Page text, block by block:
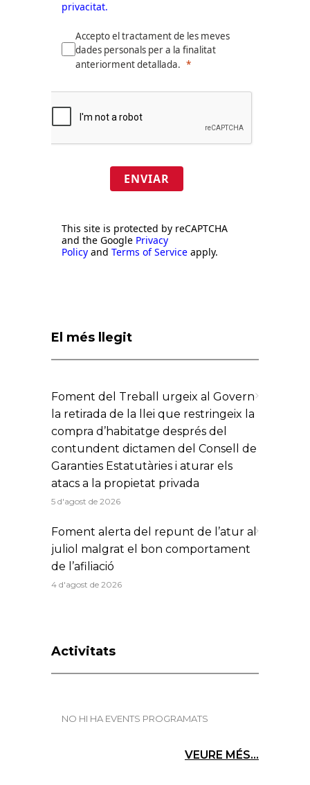
privacitat.
Accepto el tractament de les meves
dades personals per a la finalitat
anteriorment detallada.
ENVIAR
This site is protected by reCAPTCHA
and the Google Privacy
Policy and Terms of Service apply.
El més llegit
Foment del Treball urgeix al Govern
la retirada de la llei que restringeix la
compra d’habitatge després del
contundent dictamen del Consell de
Garanties Estatutàries i aturar els
atacs a la propietat privada
5 d'agost de 2026
Foment alerta del repunt de l’atur al
juliol malgrat el bon comportament
de l’afiliació
4 d'agost de 2026
Activitats
NO HI HA EVENTS PROGRAMATS
VEURE MÉS...